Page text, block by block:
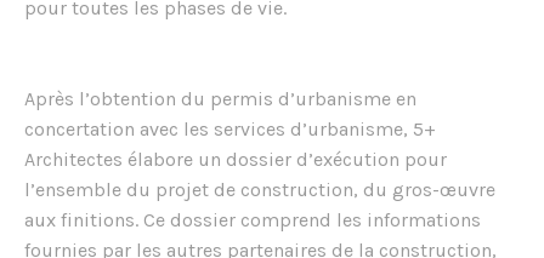
pour toutes les phases de vie.
Après l’obtention du permis d’urbanisme en
concertation avec les services d’urbanisme, 5+
Architectes élabore un dossier d’exécution pour
l’ensemble du projet de construction, du gros-œuvre
aux finitions. Ce dossier comprend les informations
fournies par les autres partenaires de la construction,